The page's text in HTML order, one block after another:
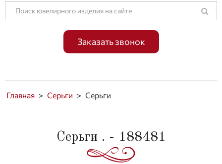
Заказать звонок
Главная > Серьги > Серьги
Серьги . - 188481